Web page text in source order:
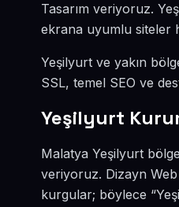
Tasarım veriyoruz.
ekrana uyumlu siteler
Yeşilyurt ve yakın
SSL, temel SEO ve
Yeşilyurt
Malatya Yeşilyurt
veriyoruz. Dizayn
kurgular; böylece